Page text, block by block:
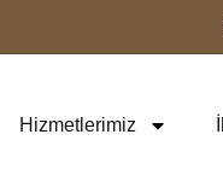
Hizmetlerimiz